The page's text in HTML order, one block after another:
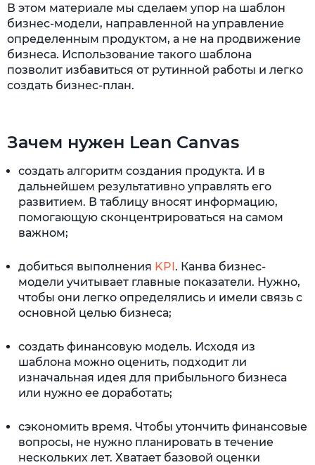
В этом материале мы сделаем упор на шаблон
бизнес-модели, направленной на управление
определенным продуктом, а не на продвижение
бизнеса. Использование такого шаблона
позволит избавиться от рутинной работы и легко
создать бизнес-план.
Зачем нужен Lean Canvas
создать алгоритм создания продукта. И в
дальнейшем результативно управлять его
развитием. В таблицу вносят информацию,
помогающую сконцентрироваться на самом
важном;
добиться выполнения KPI. Канва бизнес-
модели учитывает главные показатели. Нужно,
чтобы они легко определялись и имели связь с
основной целью бизнеса;
создать финансовую модель. Исходя из
шаблона можно оценить, подходит ли
изначальная идея для прибыльного бизнеса
или нужно ее доработать;
сэкономить время. Чтобы утончить финансовые
вопросы, не нужно планировать в течение
нескольких лет. Хватает базовой оценки